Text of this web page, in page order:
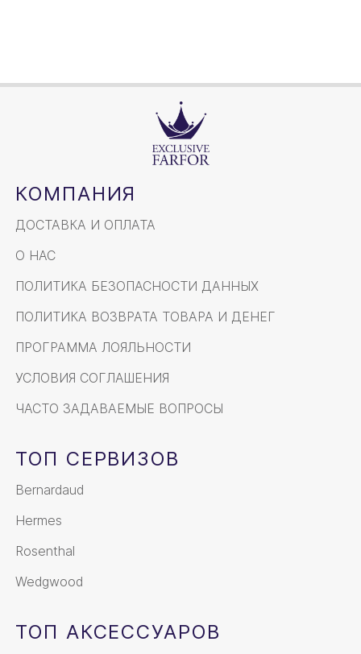
КОМПАНИЯ
ДОСТАВКА И ОПЛАТА
О НАС
ПОЛИТИКА БЕЗОПАСНОСТИ ДАННЫХ
ПОЛИТИКА ВОЗВРАТА ТОВАРА И ДЕНЕГ
ПРОГРАММА ЛОЯЛЬНОСТИ
УСЛОВИЯ СОГЛАШЕНИЯ
ЧАСТО ЗАДАВАЕМЫЕ ВОПРОСЫ
ТОП СЕРВИЗОВ
Bernardaud
Hermes
Rosenthal
Wedgwood
ТОП АКСЕССУАРОВ